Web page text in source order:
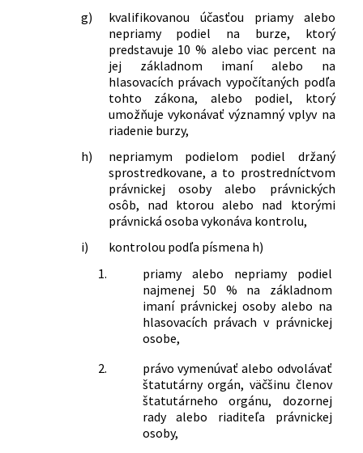
g)
kvalifikovanou účasťou priamy alebo
nepriamy podiel na burze, ktorý
predstavuje 10 % alebo viac percent na
jej základnom imaní alebo na
hlasovacích právach vypočítaných podľa
tohto zákona, alebo podiel, ktorý
umožňuje vykonávať významný vplyv na
riadenie burzy,
h)
nepriamym podielom podiel držaný
sprostredkovane, a to prostredníctvom
právnickej osoby alebo právnických
osôb, nad ktorou alebo nad ktorými
právnická osoba vykonáva kontrolu,
i)
kontrolou podľa písmena h)
1.
priamy alebo nepriamy podiel
najmenej 50 % na základnom
imaní právnickej osoby alebo na
hlasovacích právach v právnickej
osobe,
2.
právo vymenúvať alebo odvolávať
štatutárny orgán, väčšinu členov
štatutárneho orgánu, dozornej
rady alebo riaditeľa právnickej
osoby,